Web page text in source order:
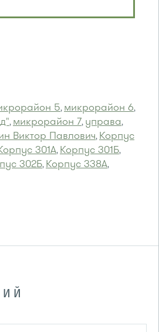
5, микрорайон 6,
, микрорайон 7, управа,
Виктор Павлович, Корпус
301А, Корпус 301Б,
302Б, Корпус 338А,